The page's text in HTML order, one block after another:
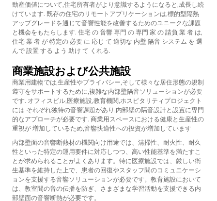
動産価値について,住宅所有者がより意識するようになると,成長し続
けています. 既存の住宅のリモートアプリケーションは,標的型隔熱
アップグレードを通じて音響性能を改善するためのユニークな課題
と機会をもたらします. 住宅 の 音響 専門 の 専門 家 の 請負 業 者 は,
住宅 業 者 が 特定の 必要 に 応じ て 適切な 内壁 隔音 システム を 選
んで 設置 する よう 助け て くれる.
商業施設および公共施設
商業用建物では,生産性やプライバシー,そして様々な居住形態の規制
遵守をサポートするために,複雑な内部壁隔音ソリューションが必要
です. オフィスビル,医療施設,教育機関,ホスピタリティプロジェクト
には それぞれ独特の音響課題があり,内部壁の隔音設計と設置に専門
的なアプローチが必要です. 商業用スペースにおける健康と生産性の
重視が 増加しているため,音響快適性への投資が増加しています
内部壁面の音響断熱材の機関向け用途では、清掃性、耐火性、耐久
性といった特定の運用要件に対応しつつ、高い性能基準を満たすこ
とが求められることがよくあります。特に医療施設では、厳しい衛
生基準を維持した上で、患者の回復やスタッフ間のコミュニケーシ
ョンを支援する音響ソリューションが必要です。教育施設において
は、教室間の音の伝播を防ぎ、さまざまな学習活動を支援できる内
部壁面の音響断熱が必要です。